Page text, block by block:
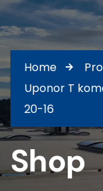
Home
Uponor T
20-16
Shop